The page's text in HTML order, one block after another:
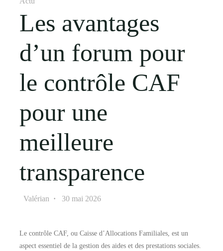
Les avantages
d’un forum pour
le contrôle CAF
pour une
meilleure
transparence
Valérian 30 mai 2026
Le contrôle CAF, ou Caisse d’Allocations Familiales, est un
aspect essentiel de la gestion des aides et des prestations sociales.